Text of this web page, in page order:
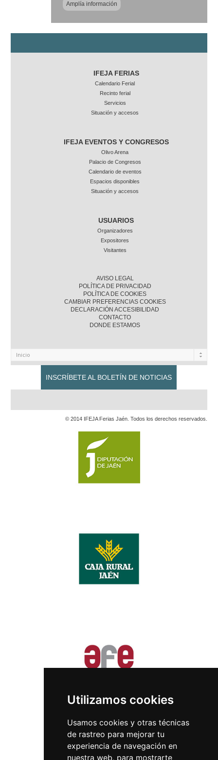
Utilizamos cookies
Usamos cookies y otras técnicas
de rastreo para mejorar tu
experiencia de navegación en
nuestra web, para mostrarte
Amplía información
IFEJA FERIAS
Calendario Ferial
Recinto ferial
Servicios
Situación y accesos
IFEJA EVENTOS Y CONGRESOS
Olivo Arena
Palacio de Congresos
Calendario de eventos
Espacios disponibles
Situación y accesos
USUARIOS
Organizadores
Expositores
Visitantes
AVISO LEGAL
POLÍTICA DE PRIVACIDAD
POLÍTICA DE COOKIES
CAMBIAR PREFERENCIAS COOKIES
DECLARACIÓN ACCESIBILIDAD
CONTACTO
DONDE ESTAMOS
INSCRÍBETE AL BOLETÍN DE NOTICIAS
© 2014 IFEJA Ferias Jaén. Todos los derechos reservados.